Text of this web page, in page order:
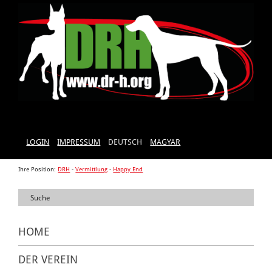
LOGIN IMPRESSUM DEUTSCH MAGYAR
Ihre Position: DRH -Vermittlung - Happy End
HOME
DER VEREIN